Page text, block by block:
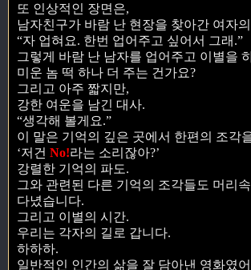
또 인상적인 장면은,
남자친구가 바람 난 현장을 찾아간 여자
“자 업혀요. 한번 업어주고 싶어서 그래.”
그렇게 바람 난 남자를 업어주고 이별을
미운 놈 떡 하나 더 주는 건가요?
그리고 아주 짧지만,
강한 여운을 남긴 대사.
“생각해 볼게요.”
이 말은 기억의 깊은 곳에서 한편의 조각
‘저건 No!라는 소리잖아?’
강렬한 기억의 파도.
그와 관련된 다른 기억의 조각들도 머리
다녔습니다.
그리고 이별의 시간.
우리는 각자의 길로 갑니다.
하하하.
일반적인 인간의 삶을 잘 담아낸 영화였